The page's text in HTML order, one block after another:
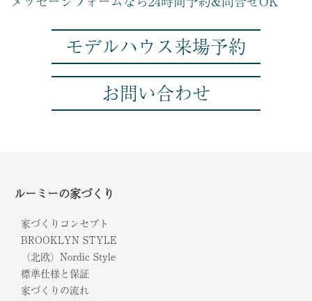
モデルハウス来場予約
お問い合わせ
ルーミーの家づくり
家づくりコンセプト
BROOKLYN STYLE
（北欧）Nordic Style
標準仕様と保証
家づくりの流れ